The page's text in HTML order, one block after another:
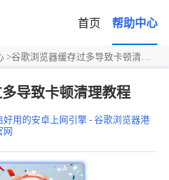
首页 帮助中心
>谷歌浏览器缓存过多导致卡顿清理教程
导致卡顿清理教程
好用的安卓上网引擎 - 谷歌浏览器港
网